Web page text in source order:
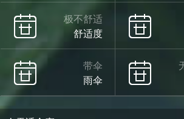
极不舒适
舒适度
带伞
雨伞